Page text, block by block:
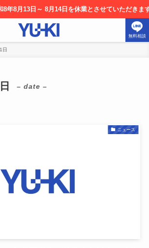
～ 8月14日を休業とさせていただきます。お申
無料相談
日
– date –
ニュース